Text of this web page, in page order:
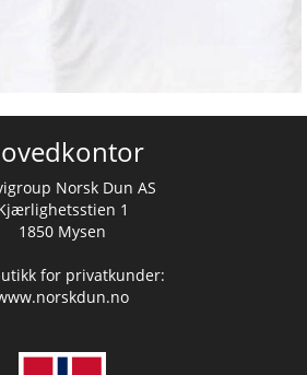
Norsk Dun AS
1
1850 Mysen
for privatkunder: